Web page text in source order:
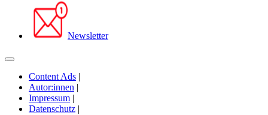
Newsletter
Content Ads |
Autor:innen |
Impressum |
Datenschutz |